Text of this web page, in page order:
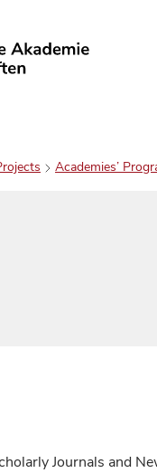
Academies’
Journals and